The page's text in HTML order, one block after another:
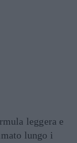
leggera e
lungo i